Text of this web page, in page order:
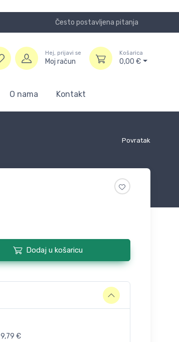
Često postavljena pitanja
Hej, prijavi se
Moj račun
Košarica
0,00 €
O nama Kontakt
Povratak
Dodaj u košaricu
9,79 €